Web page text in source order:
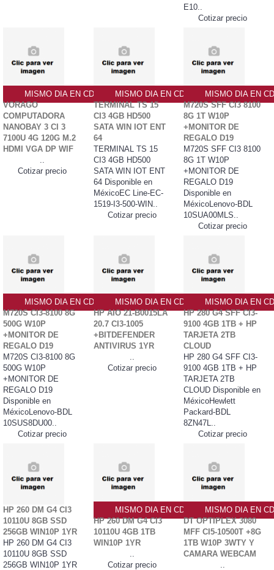
E10..
Cotizar precio
MISMO DIA EN CDMX
VORAGO
COMPUTADORA
NANOBAY 3 CI 3
7100U 4G 120G M.2
HDMI VGA DP WIF
..
Cotizar precio
MISMO DIA EN CDMX
TERMINAL TS 15
CI3 4GB HD500
SATA WIN IOT ENT
64
TERMINAL TS 15
CI3 4GB HD500
SATA WIN IOT ENT
64 Disponible en
MéxicoEC Line-EC-
1519-I3-500-WIN..
Cotizar precio
MISMO DIA EN
M720S SFF CI3 8100
8G 1T W10P
+MONITOR DE
REGALO D19
M720S SFF CI3 8100
8G 1T W10P
+MONITOR DE
REGALO D19
Disponible en
MéxicoLenovo-BDL
10SUA00MLS..
Cotizar precio
MISMO DIA EN CDMX
M720S CI3-8100 8G
500G W10P
+MONITOR DE
REGALO D19
M720S CI3-8100 8G
500G W10P
+MONITOR DE
REGALO D19
Disponible en
MéxicoLenovo-BDL
10SUS8DU00..
Cotizar precio
MISMO DIA EN CDMX
HP AIO 21-B0015LA
20.7 CI3-1005
+BITDEFENDER
ANTIVIRUS 1YR
..
Cotizar precio
MISMO DIA EN
HP 280 G4 SFF CI3-
9100 4GB 1TB + HP
TARJETA 2TB
CLOUD
HP 280 G4 SFF CI3-
9100 4GB 1TB + HP
TARJETA 2TB
CLOUD Disponible en
MéxicoHewlett
Packard-BDL
8ZN47L..
Cotizar precio
HP 260 DM G4 CI3
10110U 8GB SSD
256GB WIN10P 1YR
HP 260 DM G4 CI3
10110U 8GB SSD
256GB WIN10P 1YR
MISMO DIA EN CDMX
HP 260 DM G4 CI3
10110U 4GB 1TB
WIN10P 1YR
..
Cotizar precio
MISMO DIA EN
DT OPTIPLEX 3080
MFF CI5-10500T +8G
1TB W10P 3WTY Y
CAMARA WEBCAM
..